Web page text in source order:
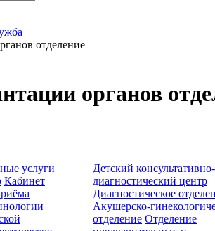
отделение
органов
услуги
Кабинет
Детский консультативно-
диагностический центр
Диагностическое
Акушерско-
отделение Отделение